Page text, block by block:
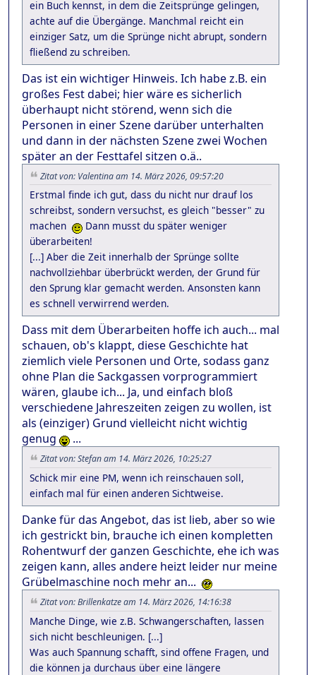
ein Buch kennst, in dem die Zeitsprünge gelingen,
achte auf die Übergänge. Manchmal reicht ein
einziger Satz, um die Sprünge nicht abrupt, sondern
fließend zu schreiben.
Das ist ein wichtiger Hinweis. Ich habe z.B. ein
großes Fest dabei; hier wäre es sicherlich
überhaupt nicht störend, wenn sich die
Personen in einer Szene darüber unterhalten
und dann in der nächsten Szene zwei Wochen
später an der Festtafel sitzen o.ä..
Zitat von: Valentina am 14. März 2026, 09:57:20
Erstmal finde ich gut, dass du nicht nur drauf los
schreibst, sondern versuchst, es gleich "besser" zu
machen
Dann musst du später weniger
überarbeiten!
[...] Aber die Zeit innerhalb der Sprünge sollte
nachvollziehbar überbrückt werden, der Grund für
den Sprung klar gemacht werden. Ansonsten kann
es schnell verwirrend werden.
Dass mit dem Überarbeiten hoffe ich auch... mal
schauen, ob's klappt, diese Geschichte hat
ziemlich viele Personen und Orte, sodass ganz
ohne Plan die Sackgassen vorprogrammiert
wären, glaube ich... Ja, und einfach bloß
verschiedene Jahreszeiten zeigen zu wollen, ist
als (einziger) Grund vielleicht nicht wichtig
genug
...
Zitat von: Stefan am 14. März 2026, 10:25:27
Schick mir eine PM, wenn ich reinschauen soll,
einfach mal für einen anderen Sichtweise.
Danke für das Angebot, das ist lieb, aber so wie
ich gestrickt bin, brauche ich einen kompletten
Rohentwurf der ganzen Geschichte, ehe ich was
zeigen kann, alles andere heizt leider nur meine
Grübelmaschine noch mehr an...
Zitat von: Brillenkatze am 14. März 2026, 14:16:38
Manche Dinge, wie z.B. Schwangerschaften, lassen
sich nicht beschleunigen. [...]
Was auch Spannung schafft, sind offene Fragen, und
die können ja durchaus über eine längere